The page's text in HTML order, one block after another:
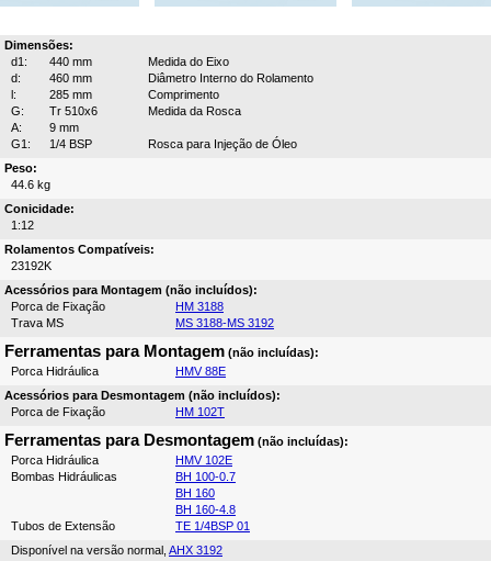
Dimensões:
d1:
440 mm
Medida do Eixo
d:
460 mm
Diâmetro Interno do Rolamento
l:
285 mm
Comprimento
G:
Tr 510x6
Medida da Rosca
A:
9 mm
G1:
1/4 BSP
Rosca para Injeção de Óleo
Peso:
44.6 kg
Conicidade:
1:12
Rolamentos Compatíveis:
23192K
Acessórios para Montagem (não incluídos):
Porca de Fixação
HM 3188
Trava MS
MS 3188-MS 3192
Ferramentas para Montagem (não incluídas):
Porca Hidráulica
HMV 88E
Acessórios para Desmontagem (não incluídos):
Porca de Fixação
HM 102T
Ferramentas para Desmontagem (não incluídas):
Porca Hidráulica
HMV 102E
Bombas Hidráulicas
BH 100-0.7
BH 160
BH 160-4.8
Tubos de Extensão
TE 1/4BSP 01
Disponível na versão normal, AHX 3192